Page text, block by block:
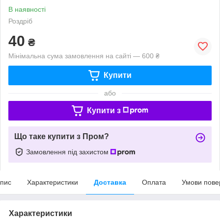
В наявності
Роздріб
40 ₴
Мінімальна сума замовлення на сайті — 600 ₴
Купити
або
Купити з
Що таке купити з Пром?
Замовлення під захистом
Характеристики Доставка Оплата Умови
Характеристики